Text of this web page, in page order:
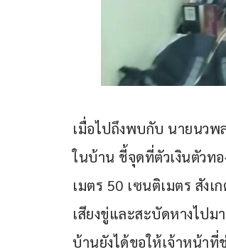
เมื่อไปถึงพบกับ นายนวพ
ในบ้าน ชี้จุดที่ตัวเงินตัวท
เมตร 50 เซนติเมตร สัง
เสียงขู่และสะบัดหางไปม
บ้านยังได้ขอให้เจ้าหน้าที่